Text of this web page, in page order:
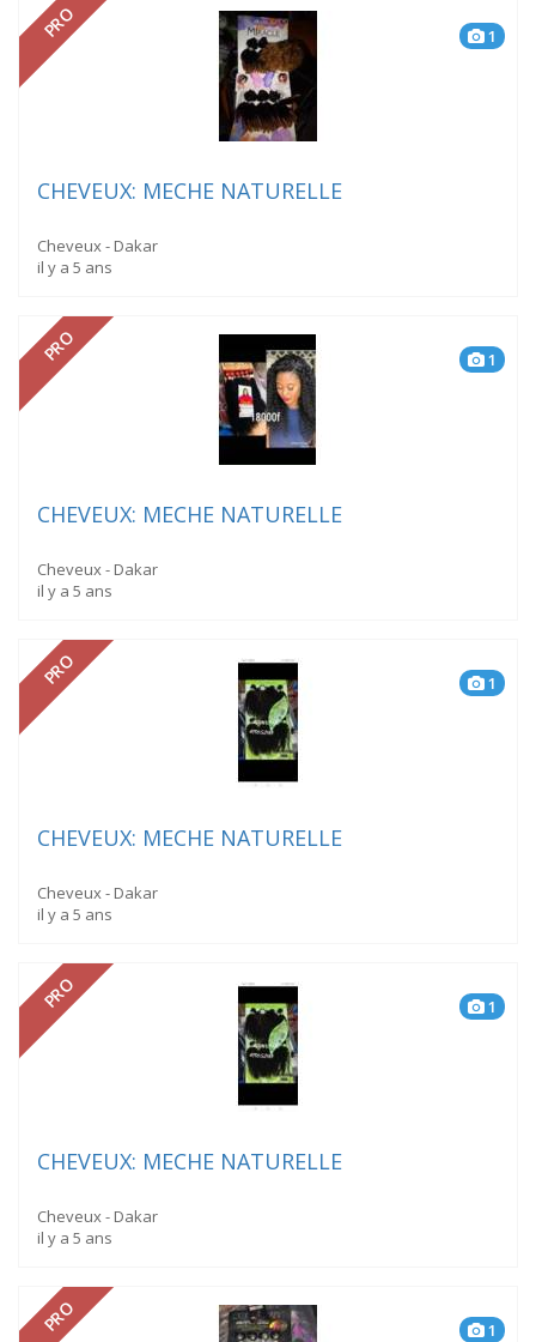
PRO 1
CHEVEUX: MECHE NATURELLE
Cheveux - Dakar
il y a 5 ans
PRO 1
CHEVEUX: MECHE NATURELLE
Cheveux - Dakar
il y a 5 ans
PRO 1
CHEVEUX: MECHE NATURELLE
Cheveux - Dakar
il y a 5 ans
PRO 1
CHEVEUX: MECHE NATURELLE
Cheveux - Dakar
il y a 5 ans
PRO 1